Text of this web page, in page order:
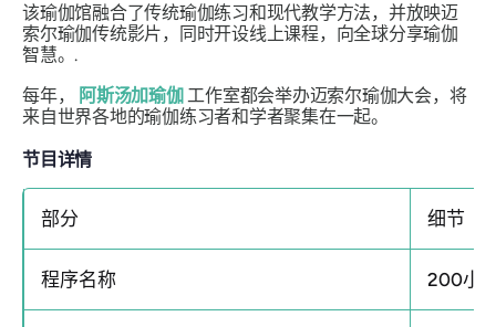
该瑜伽馆融合了传统瑜伽练习和现代教学方法，并放映迈
索尔瑜伽传统影片，同时开设线上课程，向全球分享瑜伽
智慧。.
每年，
阿斯汤加瑜伽 工作室都会举办迈索尔瑜伽大会，将
来自世界各地的瑜伽练习者和学者聚集在一起。
节目详情
部分 细节
程序名称 200小